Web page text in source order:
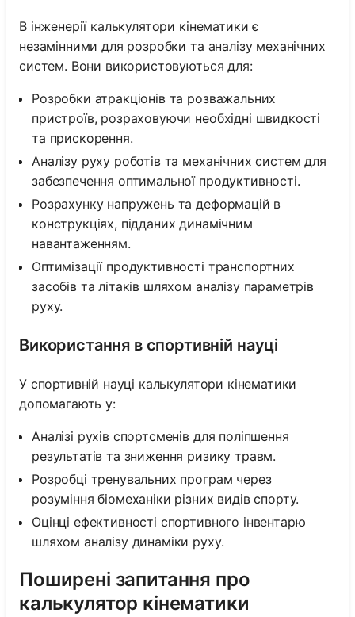
В інженерії калькулятори кінематики є
незамінними для розробки та аналізу механічних
систем. Вони використовуються для:
Розробки атракціонів та розважальних
пристроїв, розраховуючи необхідні швидкості
та прискорення.
Аналізу руху роботів та механічних систем для
забезпечення оптимальної продуктивності.
Розрахунку напружень та деформацій в
конструкціях, підданих динамічним
навантаженням.
Оптимізації продуктивності транспортних
засобів та літаків шляхом аналізу параметрів
руху.
Використання в спортивній науці
У спортивній науці калькулятори кінематики
допомагають у:
Аналізі рухів спортсменів для поліпшення
результатів та зниження ризику травм.
Розробці тренувальних програм через
розуміння біомеханіки різних видів спорту.
Оцінці ефективності спортивного інвентарю
шляхом аналізу динаміки руху.
Поширені запитання про
калькулятор кінематики